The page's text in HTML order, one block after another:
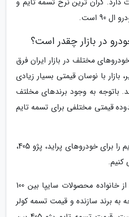
است.
در بازار چقدر است؟
مختلف در بازار ایران فرق
بازار با نوسان قیمتی بسیار زیادی
باتوجه به وجود برندهای مخلتف
قیمتی مختلفی برای تسمه تایم
درادامه، قیمت تسمه تایم را برای خودروهای پراید، پژو 405،
قیمت تسمه تایم پراید از خانواده محصولات سایپا بین 100
توجه به برند سازنده و قیمت تسمه کولر